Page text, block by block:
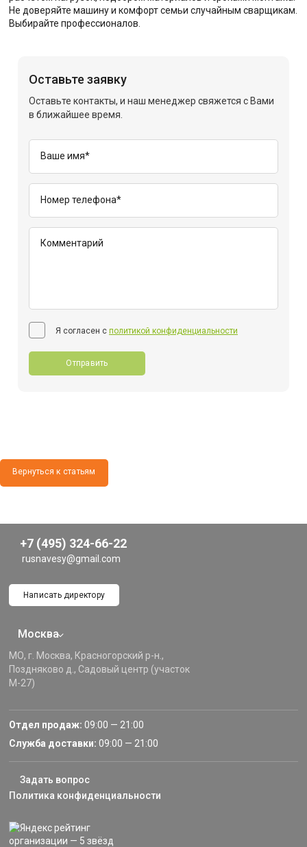
Не доверяйте машину и комфорт семьи случайным сварщикам.
Выбирайте профессионалов.
Оставьте заявку
Оставьте контакты, и наш менеджер свяжется с Вами
в ближайшее время.
Я согласен с политикой конфиденциальности
Отправить
Вернуться к статьям
+7 (495) 324-66-22
rusnavesy@gmail.com
Написать директору
Москва
МО, г. Москва, Красногорский р-н.,
Поздняково д., Садовый центр (участок
М-27)
Отдел продаж: 09:00 — 21:00
Служба доставки: 09:00 — 21:00
Задать вопрос
Политика конфиденциальности